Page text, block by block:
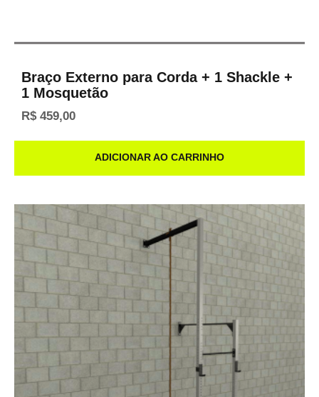
Braço Externo para Corda + 1 Shackle +
1 Mosquetão
R$459,00
ADICIONAR AO CARRINHO